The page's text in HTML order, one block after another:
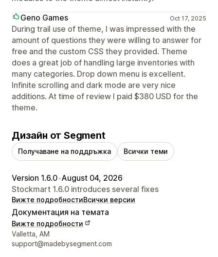
Geno Games
Oct 17, 2025
During trail use of theme, I was impressed with the
amount of questions they were willing to answer for
free and the custom CSS they provided. Theme
does a great job of handling large inventories with
many categories. Drop down menu is excellent.
Infinite scrolling and dark mode are very nice
additions. At time of review I paid $380 USD for the
theme.
Дизайн от Segment
Получаване на поддръжка Всички теми
Version 1.6.0•August 04, 2026
Stockmart 1.6.0 introduces several fixes
Вижте подробностиВсички версии
Документация на темата
Вижте подробности
Данни за връзка с дизайнера
Valletta, AM
support@madebysegment.com